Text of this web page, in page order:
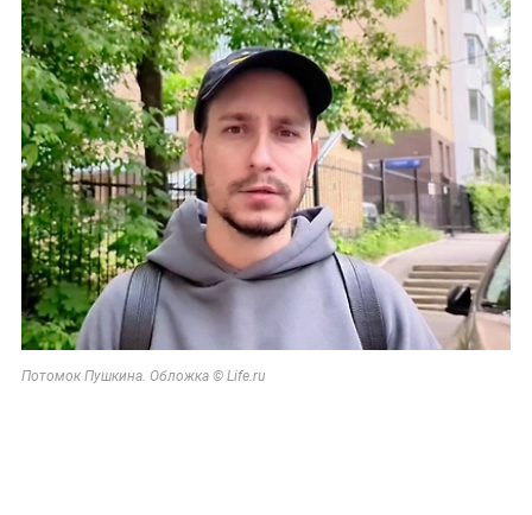
Потомок Пушкина. Обложка © Life.ru